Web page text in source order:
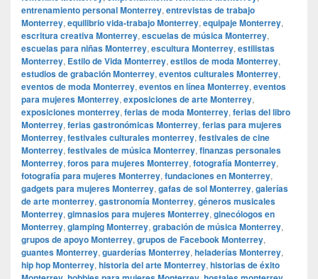
entrenamiento personal Monterrey, entrevistas de trabajo
Monterrey, equilibrio vida-trabajo Monterrey, equipaje Monterrey,
escritura creativa Monterrey, escuelas de música Monterrey,
escuelas para niñas Monterrey, escultura Monterrey, estilistas
Monterrey, Estilo de Vida Monterrey, estilos de moda Monterrey,
estudios de grabación Monterrey, eventos culturales Monterrey,
eventos de moda Monterrey, eventos en línea Monterrey, eventos
para mujeres Monterrey, exposiciones de arte Monterrey,
exposiciones monterrey, ferias de moda Monterrey, ferias del libro
Monterrey, ferias gastronómicas Monterrey, ferias para mujeres
Monterrey, festivales culturales monterrey, festivales de cine
Monterrey, festivales de música Monterrey, finanzas personales
Monterrey, foros para mujeres Monterrey, fotografía Monterrey,
fotografía para mujeres Monterrey, fundaciones en Monterrey,
gadgets para mujeres Monterrey, gafas de sol Monterrey, galerías
de arte monterrey, gastronomía Monterrey, géneros musicales
Monterrey, gimnasios para mujeres Monterrey, ginecólogos en
Monterrey, glamping Monterrey, grabación de música Monterrey,
grupos de apoyo Monterrey, grupos de Facebook Monterrey,
guantes Monterrey, guarderías Monterrey, heladerías Monterrey,
hip hop Monterrey, historia del arte Monterrey, historias de éxito